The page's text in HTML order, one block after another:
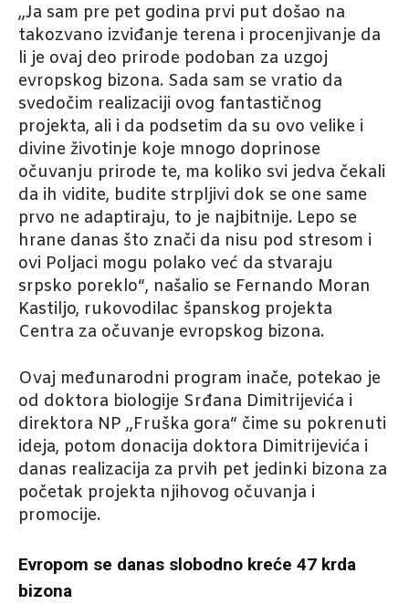
„Ja sam pre pet godina prvi put došao na
takozvano izviđanje terena i procenjivanje da
li je ovaj deo prirode podoban za uzgoj
evropskog bizona. Sada sam se vratio da
svedočim realizaciji ovog fantastičnog
projekta, ali i da podsetim da su ovo velike i
divine životinje koje mnogo doprinose
očuvanju prirode te, ma koliko svi jedva čekali
da ih vidite, budite strpljivi dok se one same
prvo ne adaptiraju, to je najbitnije. Lepo se
hrane danas što znači da nisu pod stresom i
ovi Poljaci mogu polako već da stvaraju
srpsko poreklo“, našalio se Fernando Moran
Kastiljo, rukovodilac španskog projekta
Centra za očuvanje evropskog bizona.
Ovaj međunarodni program inače, potekao je
od doktora biologije Srđana Dimitrijevića i
direktora NP „Fruška gora“ čime su pokrenuti
ideja, potom donacija doktora Dimitrijevića i
danas realizacija za prvih pet jedinki bizona za
početak projekta njihovog očuvanja i
promocije.
Evropom se danas slobodno kreće 47 krda
bizona